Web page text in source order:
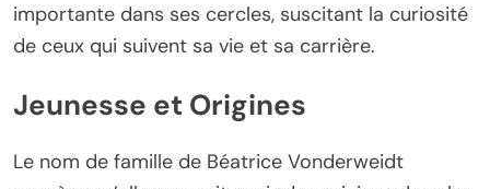
importante dans ses cercles, suscitant la curiosité
de ceux qui suivent sa vie et sa carrière.
Jeunesse et Origines
Le nom de famille de Béatrice Vonderweidt